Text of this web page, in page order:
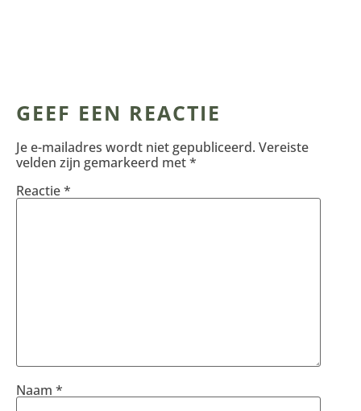
GEEF EEN REACTIE
Je e-mailadres wordt niet gepubliceerd. Vereiste
velden zijn gemarkeerd met*
Reactie*
Naam *